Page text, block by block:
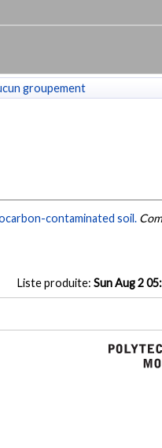
groupement
contaminated soil.
Liste produite: Sun Aug 2